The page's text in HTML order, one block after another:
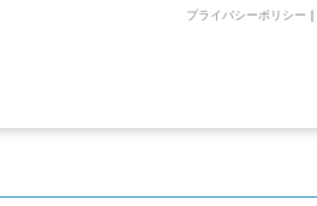
｜
プライバシーポリシー